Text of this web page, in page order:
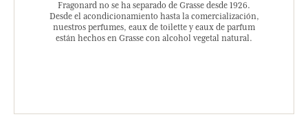
Fragonard no se ha separado de Grasse desde 1926.
Desde el acondicionamiento hasta la comercialización,
nuestros perfumes, eaux de toilette y eaux de parfum
están hechos en Grasse con alcohol vegetal natural.